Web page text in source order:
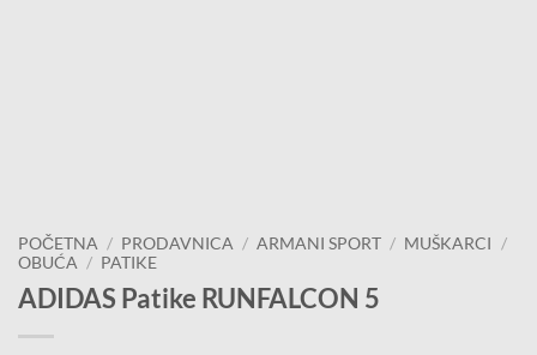
POČETNA / PRODAVNICA / ARMANI SPORT / MUŠKARCI
/
OBUĆA / PATIKE
ADIDAS Patike RUNFALCON 5